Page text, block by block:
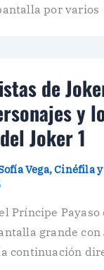
por varios
de
y
Joker 1
Vega, Cinéfila
Príncipe
grande con
continuación